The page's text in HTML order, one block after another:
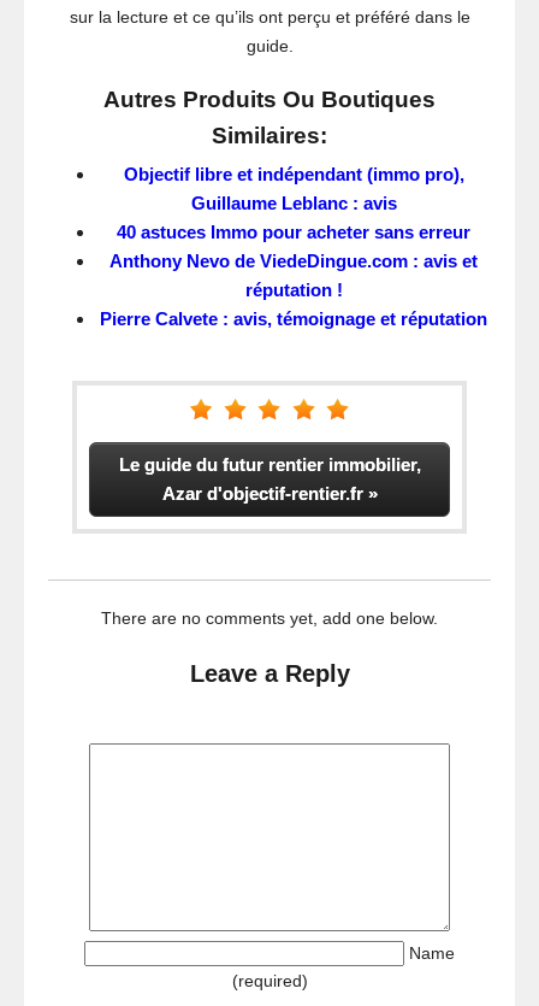
sur la lecture et ce qu’ils ont perçu et préféré dans le
guide.
Autres Produits Ou Boutiques
Similaires:
Objectif libre et indépendant (immo pro),
Guillaume Leblanc : avis
40 astuces Immo pour acheter sans erreur
Anthony Nevo de ViedeDingue.com : avis et
réputation !
Pierre Calvete : avis, témoignage et réputation
Le guide du futur rentier immobilier,
Azar d'objectif-rentier.fr »
There are no comments yet, add one below.
Leave a Reply
Name
(required)